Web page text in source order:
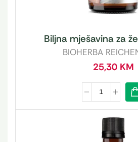
Biljna mješavina za
BIOHERBA
25,30 KM